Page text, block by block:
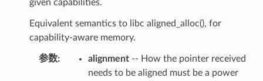
given capabilities.
Equivalent semantics to libc aligned_alloc(), for
capability-aware memory.
参数: alignment-- How the pointer received
needs to be aligned must be a power